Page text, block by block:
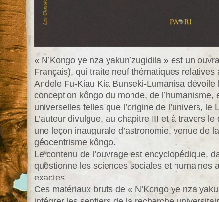
« N’Kongo ye nza yakun’zugidila » est un
Français), qui traite neuf thématiques relatives
Andele Fu-Kiau Kia Bunseki-Lumanisa
conception kôngo du monde, de l’humanisme,
universelles telles que l’origine de l’univers, le
L’auteur divulgue, au chapitre III et à travers
une leçon inaugurale d’astronomie, venue de
géocentrisme kôngo.
Le contenu de l’ouvrage est encyclopédique,
questionne les sciences sociales et humaines
exactes.
Ces matériaux bruts de « N’Kongo ye nza